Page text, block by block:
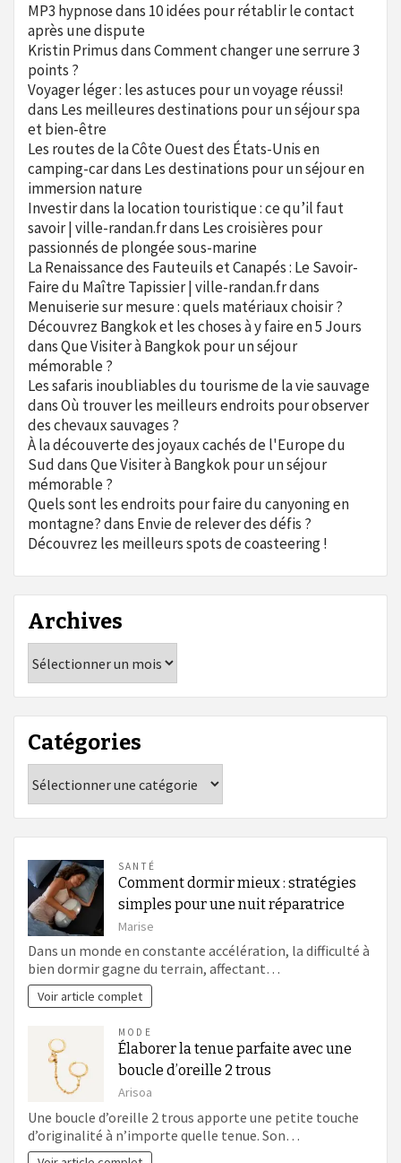
MP3 hypnosedans 10 idées pour rétablir le contact
après une dispute
Kristin PrimusdansComment changer une serrure 3
points ?
Voyager léger : les astuces pour un voyage réussi!
dans Les meilleures destinations pour un séjour spa
et bien-être
Les routes de la Côte Ouest des États-Unis en
camping-cardans Les destinations pour un séjour en
immersion nature
Investir dans la location touristique : ce qu’il faut
savoir | ville-randan.frdans Les croisières pour
passionnés de plongée sous-marine
La Renaissance des Fauteuils et Canapés : Le Savoir-
Faire du Maître Tapissier | ville-randan.frdans
Menuiserie sur mesure : quels matériaux choisir ?
Découvrez Bangkok et les choses à y faire en 5 Jours
dansQue Visiter à Bangkok pour un séjour
mémorable ?
Les safaris inoubliables du tourisme de la vie sauvage
dansOù trouver les meilleurs endroits pour observer
des chevaux sauvages ?
À la découverte des joyaux cachés de l'Europe du
SuddansQue Visiter à Bangkok pour un séjour
mémorable ?
Quels sont les endroits pour faire du canyoning en
montagne?dans Envie de relever des défis ?
Découvrez les meilleurs spots de coasteering !
Archives
Catégories
SANTÉ
Comment dormir mieux : stratégies
simples pour une nuit réparatrice
Marise
Dans un monde en constante accélération, la difficulté à
bien dormir gagne du terrain, affectant…
Voir article complet
MODE
Élaborer la tenue parfaite avec une
boucle d’oreille 2 trous
Arisoa
Une boucle d’oreille 2 trous apporte une petite touche
d’originalité à n’importe quelle tenue. Son…